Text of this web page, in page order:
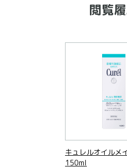
閲覧
キュレルオイルメ
150ml